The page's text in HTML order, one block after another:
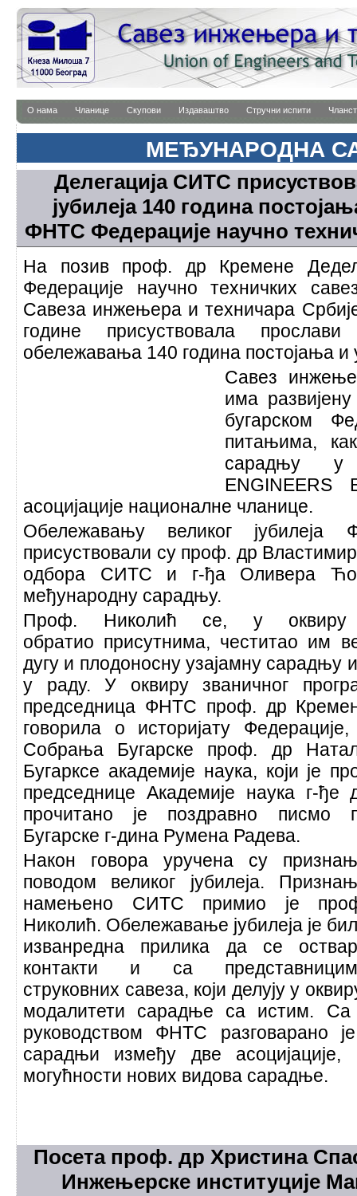
О нама Чланице Скупови Издаваштво Стручни испити
МЕЂУНАРОДНА
Делегација СИТС
јубилеја 140 година
ФНТС Федерације научно
На позив проф. др Кремене
Федерације научно техничких
Савеза инжењера и техничара
године присуствовалa
обележавања 140 година постојања
Савез
има
бугарском
питањима,
сарадњу у
ENGINEERS
асоцијације националне чланице.
Обележавању великог
присуствовали су проф. др
одбора СИТС и г-ђа Оливера
међународну сарадњу.
Проф. Николић се, у оквиру
обратио присутнима, честитао им
дугу и плодоносну узајамну
у раду. У оквиру званичног
председница ФНТС проф. др
говорила о историјату
Собрања Бугарске проф. др
Бугарксе академије наука, који је
председнице Академије наука г-
прочитано је поздравно писмо
Бугарске г-дина Румена Радева.
Након говора уручена су
поводом великог јубилеја.
намењено СИТС примио је
Николић. Обележавање јубилеја је
изванредна прилика да се
контакти и са
струковних савеза, који делују у
модалитети сарадње са истим.
руководством ФНТС разговарано
сарадњи између две
могућности нових видова сарадње.
Посета проф. др Христина
Инжењерске институције